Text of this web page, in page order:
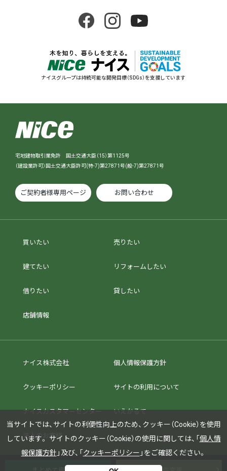
ナイスグループは持続可能な開発目標（SDGs）を支援しています
宅地建物取引業免許 国土交通大臣（15）第1125号
（建設業許可）国土交通大臣許可(特-7)第27871号(般-7)第27871号
ご契約者様専用ページ お問い合わせ
買いたい 売りたい
建てたい リフォームしたい
借りたい 貸したい
店舗情報
ナイス株式会社 個人情報保護方針
クッキーポリシー サイトの利用について
ナイスカスタマーセンター いえかるて
法人のお客様
当サイトでは、サイトの利便性向上のため、クッキー（Cookie）を使用
しています。
サイトのクッキー（Cookie）の使用に関しては、「 個人情
報保護方針 」及び、「 クッキーポリシー 」をご確認ください。